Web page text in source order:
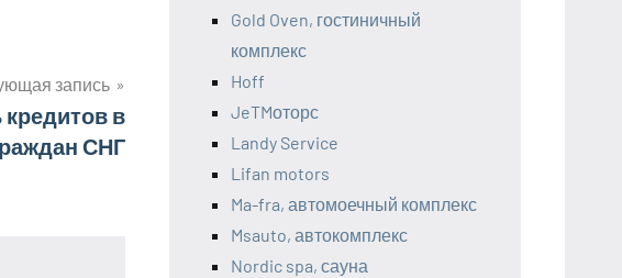
запись
в
СНГ
Gold Oven, гостиничный
комплекс
Hoff
JeTMоторс
Landy Service
Lifan motors
Ma-fra, автомоечный комплекс
Msauto, автокомплекс
Nordic spa, сауна